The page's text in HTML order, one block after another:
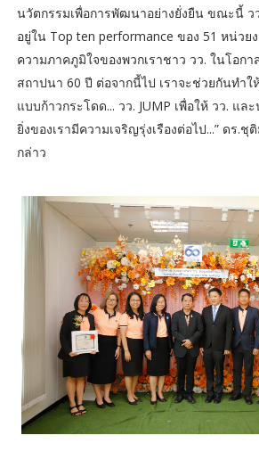
นวัตกรรมเพื่อการพัฒนาอย่างยั่งยืน ขณะนี้ ว
อยู่ใน Top ten performance ของ 51 หน่วย
ความภาคภูมิใจของพวกเราชาว วว. ในโอก
สถาปนา 60 ปี ต่อจากนี้ไป เราจะช่วยกันทำใ
แบบก้าวกระโดด... วว. JUMP เพื่อให้ วว. แล
ยิ่งของเรามีความเจริญรุ่งเรืองต่อไป...” ดร.
กล่าว